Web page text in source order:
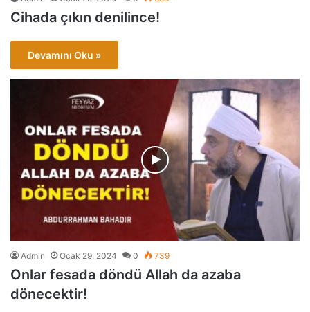
Cihada çıkın denilince!
Devamını Oku »
Admin Ocak 29, 2024 0 739
Onlar fesada döndü Allah da azaba
dönecektir!